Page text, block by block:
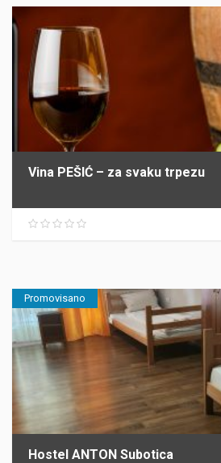
Vina PEŠIĆ – za svaku trpezu
Promovisano
Hostel ANTON Subotica